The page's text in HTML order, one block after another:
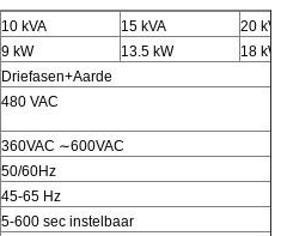
10 kVA 15 kVA
20
9 kW
13.5 kW
18 kW
Driefasen+Aarde
480 VAC
360VAC ∼600VAC
50/60Hz
45-65 Hz
5-600 sec instelbaar